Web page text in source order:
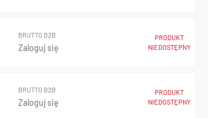
BRUTTO B2B
Zaloguj się
PRODUKT
NIEDOSTĘPNY
BRUTTO B2B
Zaloguj się
PRODUKT
NIEDOSTĘPNY